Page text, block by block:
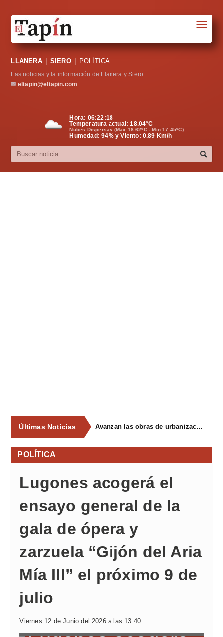
Sociedad
Política
Cultura
☰
LLANERA SIERO POLÍTICA
Las noticias y la información de Llanera y Siero
✉ eltapin@eltapin.com
Hora: 06:22:19
Temperatura actual:18.04°C
Nubes Dispersas (Max.18.62ºC - Min.17.45ºC)
Humedad: 94% y Viento: 0.89 Km/h
Últimas Noticias Avanzan las obras de urbanización del parque de La Reconquista, en los terrenos del antiguo matadero de Pola de Siero
POLÍTICA
Lugones acogerá el
ensayo general de la
gala de ópera y
zarzuela “Gijón del Aria
Mía III” el próximo 9 de
julio
Viernes 12 de Junio del 2026 a las 13:40